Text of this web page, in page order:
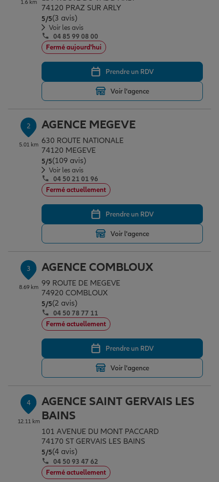
Assurance emprunteur
Prévoyance et dépendance
Assurance animal de compagnie
Protection de la famille
Protection juridique
Épargne & retraite
Plan épargne retraite
Assurance vie
Placements financiers
Investissements immobiliers
Transmission
Vos projets
Partir en vacances
Déménager
Changer de voiture
Départ à la retraite
Conseil assurance
Outre-mer
Assurance auto
Assurance habitation
Garantie des accidents de la vie
Assurance scolaire
Protection juridique
Retraite
Tous nos devis d'assurance
Professionnels
Allianz en France
1.6 km
74120 PRAZ SUR ARLY
5/5Note de 5 sur 5
(3 avis)
Voir les avis
04 85 99 08 00
Fermé aujourd'hui
Prendre un RDV
Voir l'agence
2
5.01 km
AGENCE MEGEVE
630 ROUTE NATIONALE
74120 MEGEVE
5/5Note de 5 sur 5
(109 avis)
Voir les avis
04 50 21 01 96
Fermé actuellement
Prendre un RDV
Voir l'agence
3
8.69 km
AGENCE COMBLOUX
99 ROUTE DE MEGEVE
74920 COMBLOUX
5/5Note de 5 sur 5
(2 avis)
04 50 78 77 11
Fermé actuellement
Prendre un RDV
Voir l'agence
4
12.11 km
AGENCE SAINT GERVAIS LES
BAINS
101 AVENUE DU MONT PACCARD
74170 ST GERVAIS LES BAINS
5/5Note de 5 sur 5
(4 avis)
04 50 93 47 62
Fermé actuellement